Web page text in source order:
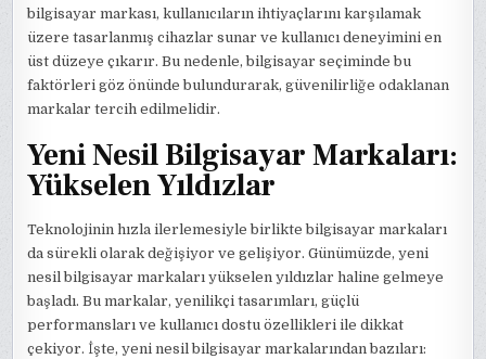
bilgisayar markası, kullanıcıların ihtiyaçlarını karşılamak
üzere tasarlanmış cihazlar sunar ve kullanıcı deneyimini en
üst düzeye çıkarır. Bu nedenle, bilgisayar seçiminde bu
faktörleri göz önünde bulundurarak, güvenilirliğe odaklanan
markalar tercih edilmelidir.
Yeni Nesil Bilgisayar Markaları:
Yükselen Yıldızlar
Teknolojinin hızla ilerlemesiyle birlikte bilgisayar markaları
da sürekli olarak değişiyor ve gelişiyor. Günümüzde, yeni
nesil bilgisayar markaları yükselen yıldızlar haline gelmeye
başladı. Bu markalar, yenilikçi tasarımları, güçlü
performansları ve kullanıcı dostu özellikleri ile dikkat
çekiyor. İşte, yeni nesil bilgisayar markalarından bazıları: